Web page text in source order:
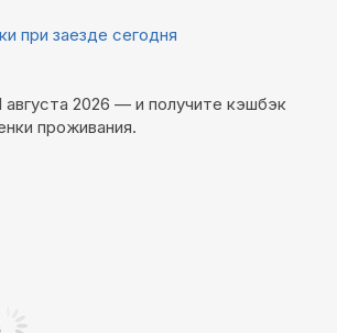
при заезде сегодня
августа 2026 — и получите кэшбэк
проживания.